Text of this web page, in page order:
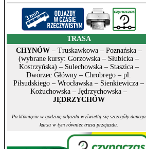
TRASA
CHYNÓW– Truskawkowa – Poznańska –
(wybrane kursy: Gorzowska – Słubicka –
Kostrzyńska) – Sulechowska – Staszica –
Dworzec Główny – Chrobrego – pl.
Piłsudskiego – Wrocławska – Sienkiewicza –
Kożuchowska – Jędrzychowska –
JĘDRZYCHÓW
Po kliknięciu w godzinę odjazdu wyświetlą się szczegóły danego
kursu w tym również trasa przejazdu.